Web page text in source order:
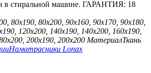
в стиральной машине. ГАРАНТИЯ: 18
80х190, 80х200, 90х160, 90х170, 90х180,
120х200, 140х190, 140х200, 160х190,
200х190, 200х200 МатериалТкань
Наматрасники Lonax